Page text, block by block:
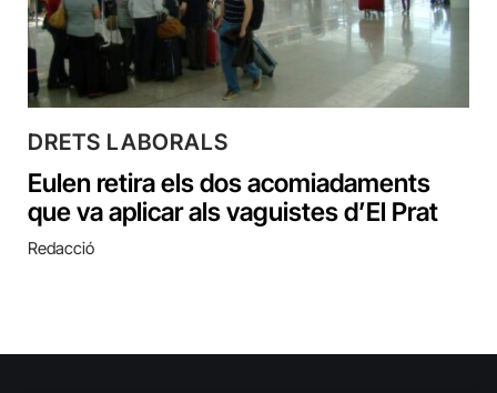
DRETS LABORALS
Eulen retira els dos acomiadaments
que va aplicar als vaguistes d’El Prat
Redacció